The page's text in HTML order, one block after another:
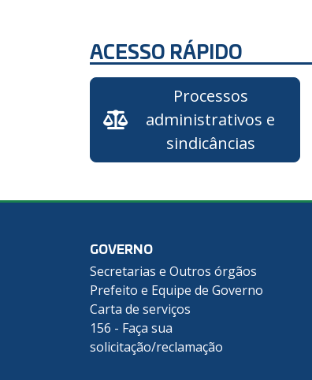
ACESSO RÁPIDO
Processos
administrativos e
sindicâncias
GOVERNO
Secretarias e Outros órgãos
Prefeito e Equipe de Governo
Carta de serviços
156 - Faça sua
solicitação/reclamação